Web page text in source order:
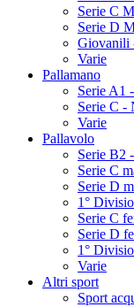
Serie C
Serie D
Giovanili
Varie
Pallamano
Serie A1
Serie C -
Varie
Pallavolo
Serie B2
Serie C
Serie D
1°
Serie C
Serie D
1°
Varie
Altri sport
Sport